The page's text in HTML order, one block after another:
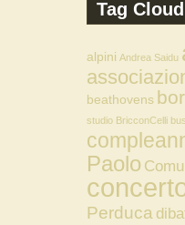
Tag Cloud
alpini Andrea Saidu
beathovens
studio BricconCelli
Paolo
Perduca